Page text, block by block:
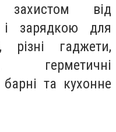
від
і зарядкою для
різні гаджети,
герметичні
та кухонне